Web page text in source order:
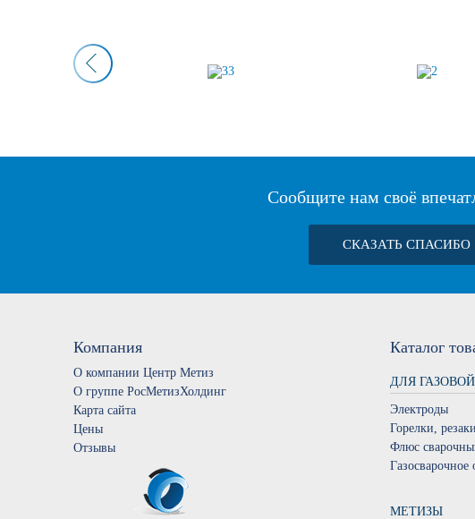
Сообщите нам своё
СКАЗАТЬ СПАСИБО
Компания
О компании Центр Метиз
О группе РосМетизХолдинг
Карта сайта
Цены
Отзывы
Каталог
ДЛЯ
Электроды
Горелки, резаки
Флюс
Газосварочное
МЕТИЗЫ